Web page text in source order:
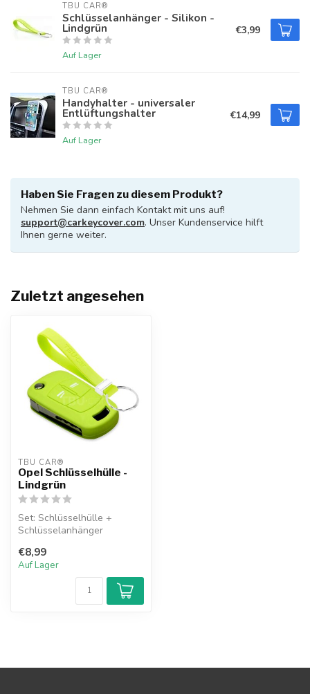
TBU CAR®
Schlüsselanhänger - Silikon -
Lindgrün
Auf Lager
€3,99
TBU CAR®
Handyhalter - universaler
Entlüftungshalter
Auf Lager
€14,99
Haben Sie Fragen zu diesem Produkt?
Nehmen Sie dann einfach Kontakt mit uns auf!
support@carkeycover.com. Unser Kundenservice hilft
Ihnen gerne weiter.
Zuletzt angesehen
TBU CAR®
Opel Schlüsselhülle -
Lindgrün
Set: Schlüsselhülle +
Schlüsselanhänger
€8,99
Auf Lager